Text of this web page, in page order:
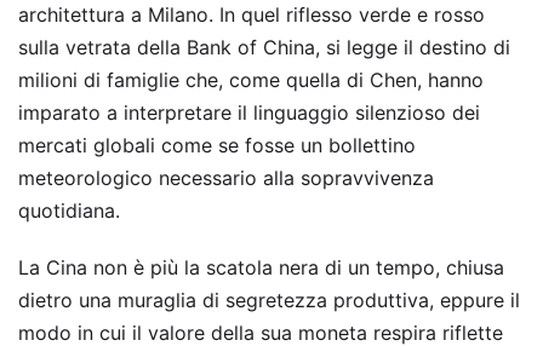
architettura a Milano. In quel riflesso verde e rosso
sulla vetrata della Bank of China, si legge il destino di
milioni di famiglie che, come quella di Chen, hanno
imparato a interpretare il linguaggio silenzioso dei
mercati globali come se fosse un bollettino
meteorologico necessario alla sopravvivenza
quotidiana.
La Cina non è più la scatola nera di un tempo, chiusa
dietro una muraglia di segretezza produttiva, eppure il
modo in cui il valore della sua moneta respira riflette